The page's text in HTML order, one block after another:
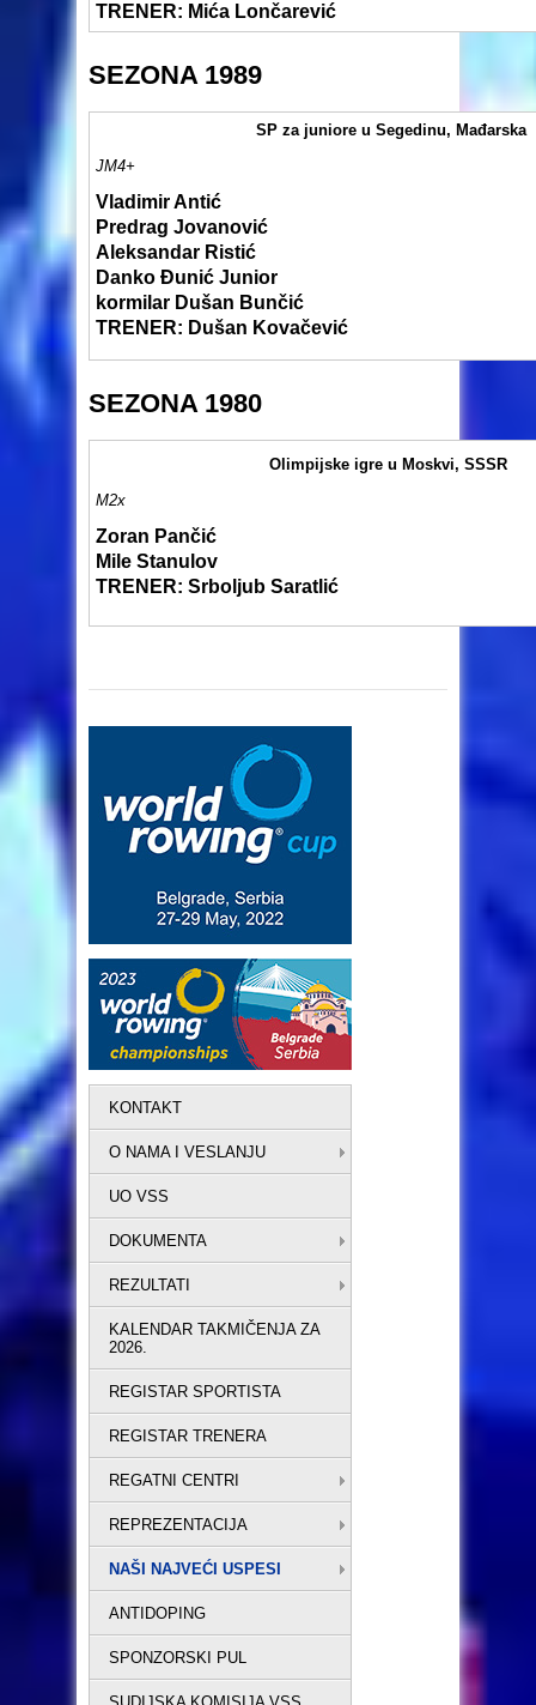
TRENER: Mića Lončarević
SEZONA 1989
SP za juniore u Segedinu, Mađarska
JM4+
Vladimir Antić
Predrag Jovanović
Aleksandar Ristić
Danko Đunić Junior
kormilar Dušan Bunčić
TRENER: Dušan Kovačević
SEZONA 1980
Olimpijske igre u Moskvi, SSSR
M2x
Zoran Pančić
Mile Stanulov
TRENER: Srboljub Saratlić
KONTAKT
O NAMA I VESLANJU
UO VSS
DOKUMENTA
REZULTATI
KALENDAR TAKMIČENJA ZA
2026.
REGISTAR SPORTISTA
REGISTAR TRENERA
REGATNI CENTRI
REPREZENTACIJA
NAŠI NAJVEĆI USPESI
ANTIDOPING
SPONZORSKI PUL